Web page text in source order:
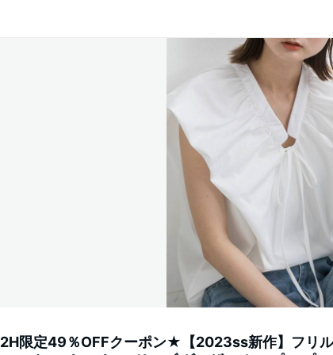
2H限定49％OFFクーポン★【2023ss新作】フリ